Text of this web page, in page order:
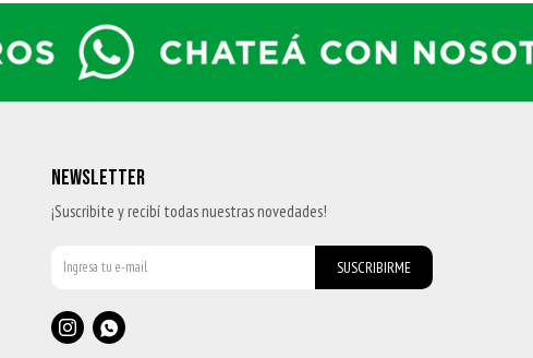
NEWSLETTER
¡Suscribite y recibí todas nuestras novedades!
SUSCRIBIRME
 